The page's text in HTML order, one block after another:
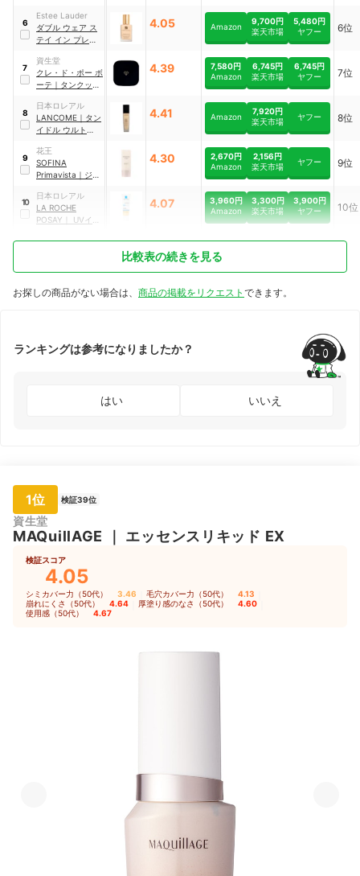
ー
6
Estee Lauder
ダブル ウェア ス
テイ イン プレイ
4.05 Amazon
9,700円
楽天市場
5,480円
ヤフー
6位
7
資生堂
クレ・ド・ポー ボ
ーテ ｜ タンクッシ
4.39
7,580円
Amazon
6,745円
楽天市場
6,745円
ヤフー
7位
8
日本ロレアル
LANCOME ｜ タン
イドル ウルトラ
4.41 Amazon
7,920円
楽天市場
ヤフー 8位
9
花王
SOFINA
Primavista ｜ ジャ
シュ
4.30
2,670円
Amazon
2,156円
楽天市場
ヤフー 9位
10
日本ロレアル
LA ROCHE
POSAY
UVイデ
ョンBB
4.07
3,960円
Amazon
3,300円
楽天市場
3,900円
ヤフー
10位
比較表の続きを見る
お探しの商品がない場合は、 商品の掲載をリクエスト できます。
ランキングは参考になりましたか？
はい いいえ
1位 検証39位
資生堂
MAQuillAGE ｜ エッセンスリキッド EX
検証スコア
4.05
シミカバー力（50代） 3.46 毛穴カバー力（50代） 4.13
崩れにくさ（50代） 4.64 厚塗り感のなさ（50代） 4.60
使用感（50代） 4.67